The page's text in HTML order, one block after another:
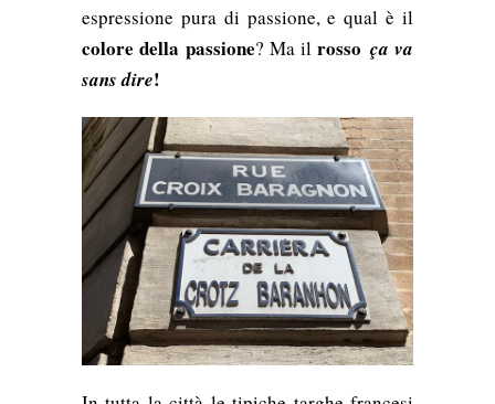
espressione pura di passione, e qual è il
colore della passione? Ma il rosso ça va
sans dire!